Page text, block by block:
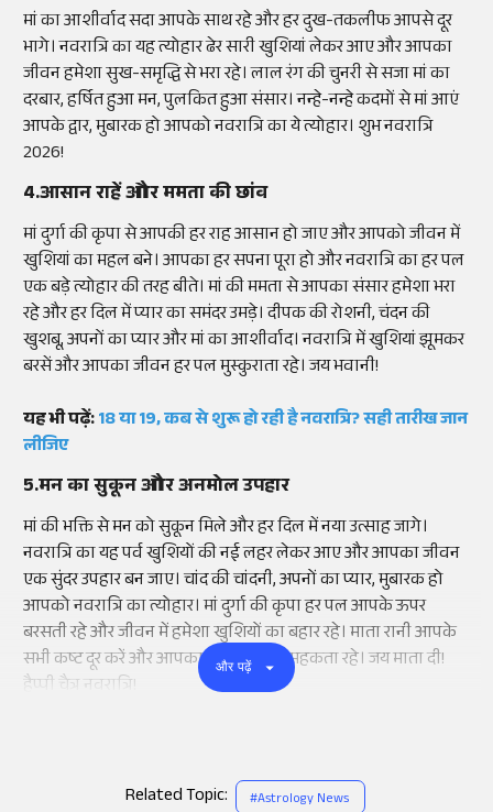
मां का आशीर्वाद सदा आपके साथ रहे और हर दुख-तकलीफ आपसे दूर
भागे। नवरात्रि का यह त्योहार ढेर सारी खुशियां लेकर आए और आपका
जीवन हमेशा सुख-समृद्धि से भरा रहे। लाल रंग की चुनरी से सजा मां का
दरबार, हर्षित हुआ मन, पुलकित हुआ संसार। नन्हे-नन्हे कदमों से मां आएं
आपके द्वार, मुबारक हो आपको नवरात्रि का ये त्योहार। शुभ नवरात्रि
2026!
4.आसान राहें और ममता की छांव
मां दुर्गा की कृपा से आपकी हर राह आसान हो जाए और आपको जीवन में
खुशियां का महल बने। आपका हर सपना पूरा हो और नवरात्रि का हर पल
एक बड़े त्योहार की तरह बीते। मां की ममता से आपका संसार हमेशा भरा
रहे और हर दिल में प्यार का समंदर उमड़े। दीपक की रोशनी, चंदन की
खुशबू, अपनों का प्यार और मां का आशीर्वाद। नवरात्रि में खुशियां झूमकर
बरसें और आपका जीवन हर पल मुस्कुराता रहे। जय भवानी!
यह भी पढ़ें:18 या 19, कब से शुरू हो रही है नवरात्रि? सही तारीख जान
लीजिए
5.मन का सुकून और अनमोल उपहार
मां की भक्ति से मन को सुकून मिले और हर दिल में नया उत्साह जागे।
नवरात्रि का यह पर्व खुशियों की नई लहर लेकर आए और आपका जीवन
एक सुंदर उपहार बन जाए। चांद की चांदनी, अपनों का प्यार, मुबारक हो
आपको नवरात्रि का त्योहार। मां दुर्गा की कृपा हर पल आपके ऊपर
बरसती रहे और जीवन में हमेशा खुशियों का बहार रहे। माता रानी आपके
सभी कष्ट दूर करें और आपका जीवन हमेशा महकता रहे। जय माता दी!
हैप्पी चैत्र नवरात्रि!
और पढ़ें
Related Topic: #Astrology News